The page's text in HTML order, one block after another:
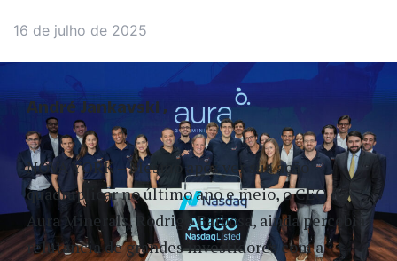
16 de julho de 2025
NOVA YORK – Mesmo após ver sua ação
quadruplicar no último ano e meio, o CEO da
Aura Minerals, Rodrigo Barbosa, ainda percebia
relutância de grandes investidores com a
André Jankavski